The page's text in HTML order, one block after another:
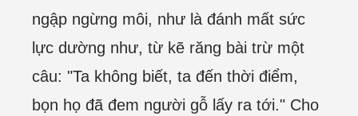
ngập ngừng môi, như là đánh mất sức
lực dường như, từ kẽ răng bài trừ một
câu: "Ta không biết, ta đến thời điểm,
bọn họ đã đem người gỗ lấy ra tới." Cho